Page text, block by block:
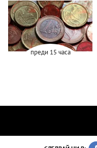
преди 15 часа